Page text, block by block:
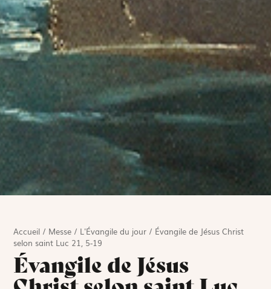
Accueil / Messe / L'Évangile du jour / Évangile de Jésus Christ
selon saint Luc 21, 5-19
Évangile de Jésus